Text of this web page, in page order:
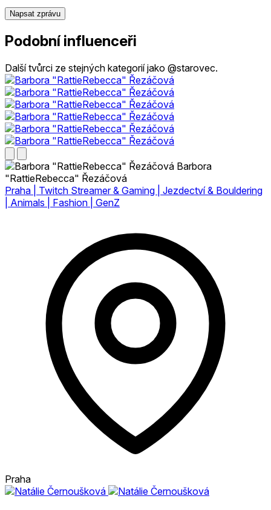
Napsat zprávu
Podobní influenceři
Další tvůrci ze stejných kategorií jako @starovec.
Barbora
"RattieRebecca" Řezáčová
Praha | Twitch Streamer & Gaming | Jezdectví & Bouldering
| Animals | Fashion | GenZ
Praha